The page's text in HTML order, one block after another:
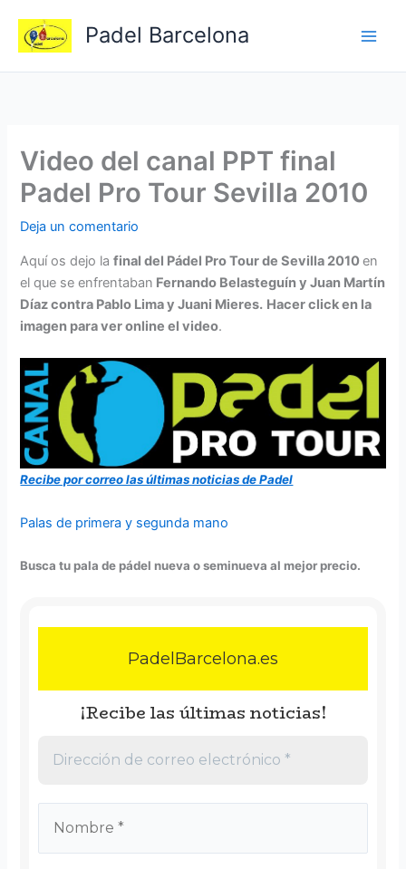
contenido
Padel Barcelona
Video del canal PPT final
Padel Pro Tour Sevilla 2010
Deja un comentario
Aquí os dejo lafinal del Pádel Pro Tour de Sevilla 2010en
el que se enfrentaban Fernando Belasteguín y Juan Martín
Díaz contra Pablo Lima y Juani Mieres. Hacer click en la
imagen para ver online el video.
Recibe por correo las últimas noticias de Padel
Palas de primera y segunda mano
Busca tu pala de pádel nueva o seminueva al mejor precio.
PadelBarcelona.es
¡Recibe las últimas noticias!